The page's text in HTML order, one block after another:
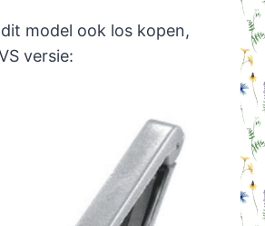
model ook los kopen,
versie: